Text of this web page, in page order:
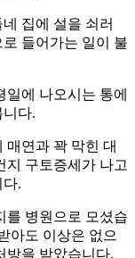
집에 설을 쇠러
들어가는 일이 불
에 나오시는 통에
다.
매연과 꽉 막힌 대
지 구토증세가 나고
.
를 병원으로 모셨습
아도 이상은 없으
방을 받았습니다.